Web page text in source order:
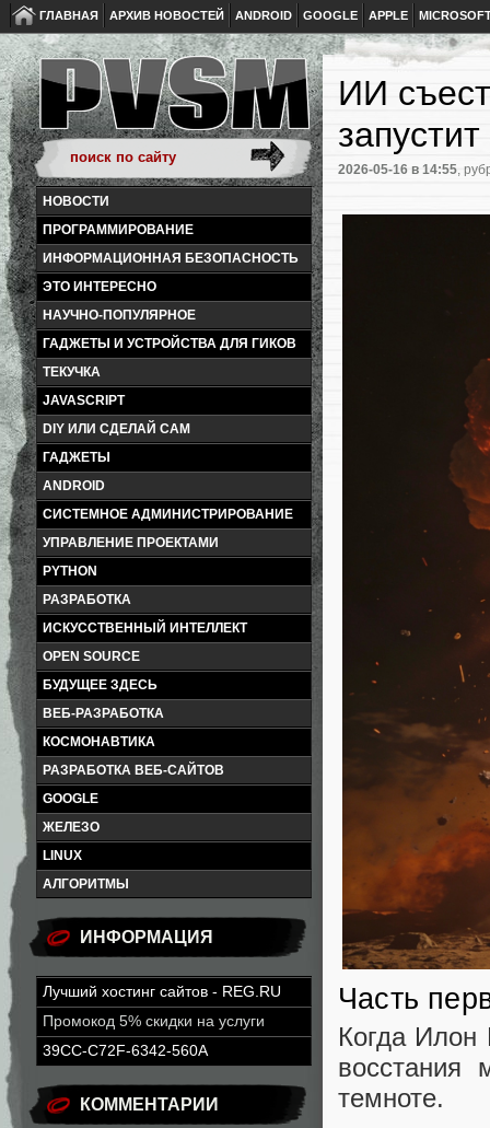
ГЛАВНАЯ АРХИВ НОВОСТЕЙ ANDROID GOOGLE APPLE
НОВОСТИ
ПРОГРАММИРОВАНИЕ
ИНФОРМАЦИОННАЯ БЕЗОПАСНОСТЬ
ЭТО ИНТЕРЕСНО
НАУЧНО-ПОПУЛЯРНОЕ
ГАДЖЕТЫ И УСТРОЙСТВА ДЛЯ ГИКОВ
ТЕКУЧКА
JAVASCRIPT
DIY ИЛИ СДЕЛАЙ САМ
ГАДЖЕТЫ
ANDROID
СИСТЕМНОЕ АДМИНИСТРИРОВАНИЕ
УПРАВЛЕНИЕ ПРОЕКТАМИ
PYTHON
РАЗРАБОТКА
ИСКУССТВЕННЫЙ ИНТЕЛЛЕКТ
OPEN SOURCE
БУДУЩЕЕ ЗДЕСЬ
ВЕБ-РАЗРАБОТКА
КОСМОНАВТИКА
РАЗРАБОТКА ВЕБ-САЙТОВ
GOOGLE
ЖЕЛЕЗО
LINUX
АЛГОРИТМЫ
ИНФОРМАЦИЯ
Лучший хостинг сайтов - REG.RU
Промокод 5% скидки на услуги
39CC-C72F-6342-560A
КОММЕНТАРИИ
ИИ
2026-05-16 в 14:55,
Часть
Когда Илон
восстания
темноте.